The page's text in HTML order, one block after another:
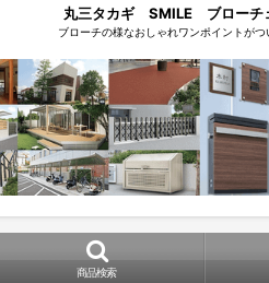
丸三タカギ SMILE ブローチ
ブローチの様なおしゃれワンポイントがつ
商品検索